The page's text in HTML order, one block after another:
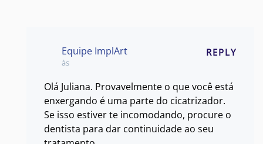
Equipe ImplArt
às
REPLY
Olá Juliana. Provavelmente o que você está
enxergando é uma parte do cicatrizador.
Se isso estiver te incomodando, procure o
dentista para dar continuidade ao seu